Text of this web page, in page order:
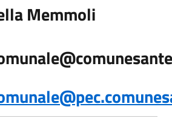
Memmoli